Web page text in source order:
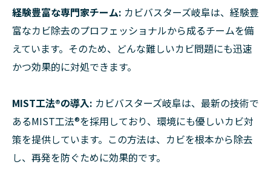
経験豊富な専門家チーム: カビバスターズ岐阜は、経験豊
富なカビ除去のプロフェッショナルから成るチームを備
えています。そのため、どんな難しいカビ問題にも迅速
かつ効果的に対処できます。
MIST工法®の導入: カビバスターズ岐阜は、最新の技術で
あるMIST工法®を採用しており、環境にも優しいカビ対
策を提供しています。この方法は、カビを根本から除去
し、再発を防ぐために効果的です。